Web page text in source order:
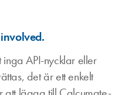
API-nycklar eller
det är ett enkelt